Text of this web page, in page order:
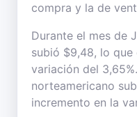
compra y la de
Durante el mes de
subió $9,48, lo
variación del
norteamericano
incremento en la